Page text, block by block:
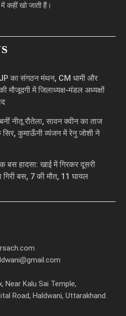
कहीं खो जाती हैं।
का संगठन मंथन, CM धामी और
मौजूदगी में जिलाध्यक्ष-मंडल अध्यक्षों
नीतू रौतेला, सावन क्वीन का ताज
सिर, कुमाऊँनी व्यंजन में रेनु जोशी ने
बस हादसा: खाई में गिरकर दूसरी
बस, 7 की मौत, 11 घायल
Near Kalu Sai Temple,
Road, Haldwani, Uttarakhand.